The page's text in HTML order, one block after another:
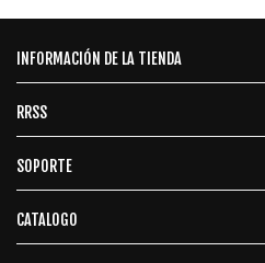
INFORMACIÓN DE LA TIENDA
RRSS
SOPORTE
CATALOGO